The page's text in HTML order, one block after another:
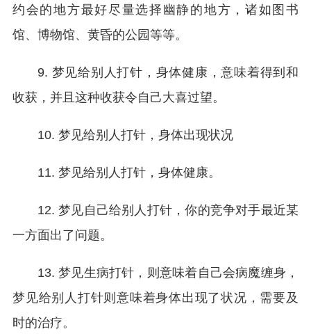
约会的地方最好尽量选择幽静的地方，诸如图书
馆、博物馆、黄昏的公园等等。
9. 梦见给别人打针，身体健康，意味着得到和
收获，并且这种收获令自己大喜过望。
10. 梦见给别人打针，身体出现状况
11. 梦见给别人打针，身体健康。
12. 梦见自己给别人打针，你的竞争对手最近某
一方面出了问题。
13. 梦见生病打针，则意味着自己会病魔缠身，
梦见给别人打针则意味着身体出现了状况，需要及
时的治疗。